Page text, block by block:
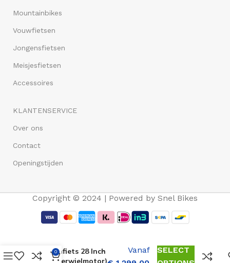
Mountainbikes
Vouwfietsen
Jongensfietsen
Meisjesfietsen
Accessoires
KLANTENSERVICE
Over ons
Contact
Openingstijden
Copyright © 2024 | Powered by Snel Bikes
Herenfiets 28 Inch
(Achterwielmotor)
Vanaf
SELECT
0